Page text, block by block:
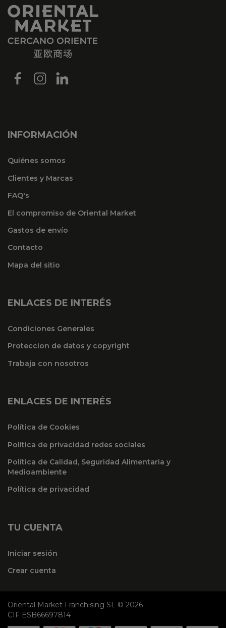
INFORMACIÓN
Quiénes somos
Clientes y Marcas
FAQ's
El compromiso de Oriental Market
Gastos de envío
Contacto
Mapa del sitio
ENLACES DE INTERÉS
Condiciones Generales
Proteccion de datos y copyright
Trabaja con nosotros
ENLACES DE INTERÉS
Política de Cookies
Política de privacidad redes sociales
Política de Calidad, Seguridad Alimentaria y
Medioambiente
Política de privacidad
TU CUENTA
Iniciar sesión
Crear cuenta
Oriental Market Franchising SL © 2026
CIF ESB66697814